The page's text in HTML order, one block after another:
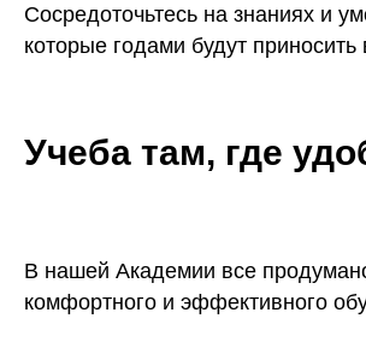
Сосредоточьтесь на знаниях и
которые годами будут
Учеба там, где
В нашей Академии все
комфортного и эффективного